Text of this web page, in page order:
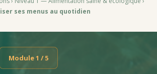
ses menus au quotidien
Module 1 / 5